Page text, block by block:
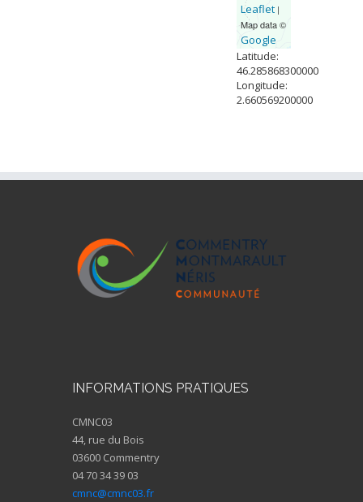
Leaflet|
Map data ©
Google
Latitude:
46.285868300000
Longitude:
2.660569200000
INFORMATIONS PRATIQUES
CMNC03
44, rue du Bois
03600 Commentry
04 70 34 39 03
cmnc@cmnc03.fr